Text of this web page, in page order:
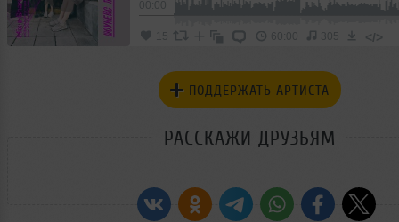
15 60:00 305 </>
ПОДДЕРЖАТЬ АРТИСТА
РАССКАЖИ ДРУЗЬЯМ